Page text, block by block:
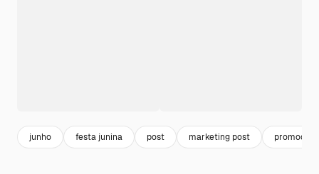
junho festa junina post marketing post promoção